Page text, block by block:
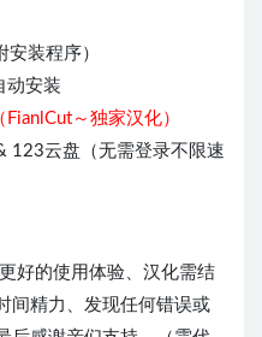
装程序）
动安装
～独家汉化）
123云盘（无需登录不限速
好的使用体验、汉化需结
间精力、发现任何错误或